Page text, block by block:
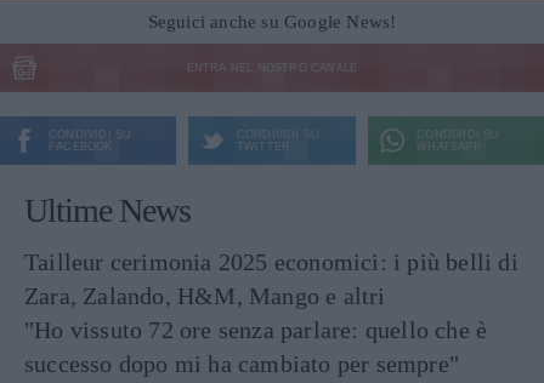
Seguici anche su Google News!
ENTRA NEL NOSTRO CANALE
CONDIVIDI SU
FACEBOOK
CONDIVIDI SU
TWITTER
CONDIVIDI SU
WHATSAPP
Ultime News
Tailleur cerimonia 2025 economici: i più belli di
Zara, Zalando, H&M, Mango e altri
"Ho vissuto 72 ore senza parlare: quello che è
successo dopo mi ha cambiato per sempre"